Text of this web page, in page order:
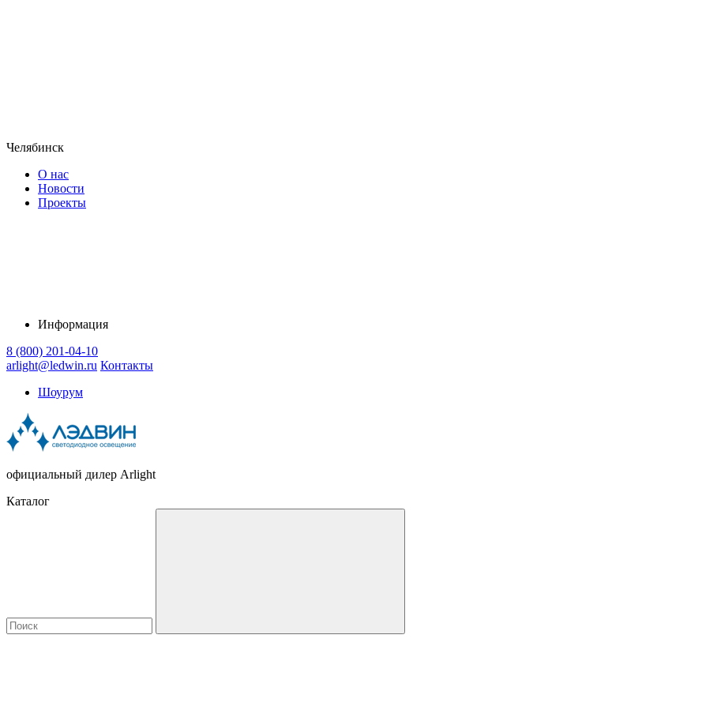
Челябинск
О нас
Новости
Проекты
Информация
8 (800) 201-04-10
arlight@ledwin.ru Контакты
Шоурум
официальный дилер Arlight
Каталог